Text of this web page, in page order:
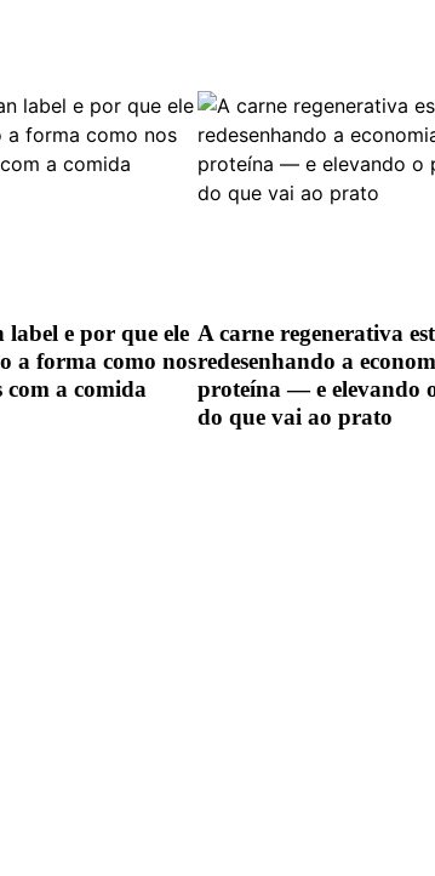
label e por que ele
a forma como nos
com a comida
A carne regenerativa
redesenhando a
proteína — e elevando
do que vai ao prato